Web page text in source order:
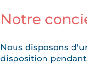
Notre
Nous disposons
disposition